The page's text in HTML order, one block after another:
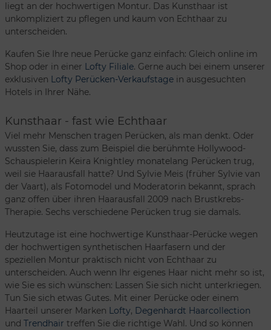
liegt an der hochwertigen Montur. Das Kunsthaar ist
unkompliziert zu pflegen und kaum von Echthaar zu
unterscheiden.
Kaufen Sie Ihre neue Perücke ganz einfach: Gleich online im
Shop oder in einer Lofty Filiale. Gerne auch bei einem unserer
exklusiven Lofty Perücken-Verkaufstage in ausgesuchten
Hotels in Ihrer Nähe.
Kunsthaar - fast wie Echthaar
Viel mehr Menschen tragen Perücken, als man denkt. Oder
wussten Sie, dass zum Beispiel die berühmte Hollywood-
Schauspielerin Keira Knightley monatelang Perücken trug,
weil sie Haarausfall hatte? Und Sylvie Meis (früher Sylvie van
der Vaart), als Fotomodel und Moderatorin bekannt, sprach
ganz offen über ihren Haarausfall 2009 nach Brustkrebs-
Therapie. Sechs verschiedene Perücken trug sie damals.
Heutzutage ist eine hochwertige Kunsthaar-Perücke wegen
der hochwertigen synthetischen Haarfasern und der
speziellen Montur praktisch nicht von Echthaar zu
unterscheiden. Auch wenn Ihr eigenes Haar nicht mehr so ist,
wie Sie es sich wünschen: Lassen Sie sich nicht unterkriegen.
Tun Sie sich etwas Gutes. Mit einer Perücke oder einem
Haarteil unserer Marken Lofty, Degenhardt Haarcollection
und Trendhair treffen Sie die richtige Wahl. Und so können